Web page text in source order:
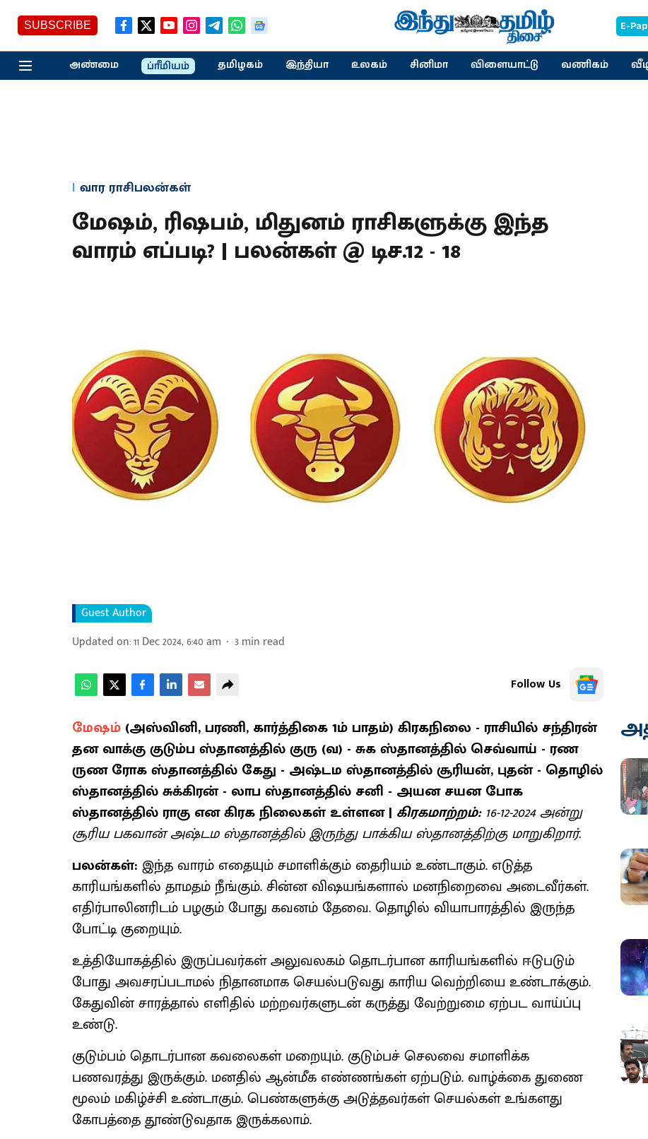
SUBSCRIBE E-
அண்மை ப்ரீமியம் தமிழகம் இந்தியா உலகம் சினிமா விளையாட்டு வணிகம்
வார ராசிபலன்கள்
மேஷம், ரிஷபம், மிதுனம் ராசிகளுக்கு இந்த
வாரம் எப்படி? | பலன்கள் @ டிச.12 - 18
Guest Author
Updated on:11 Dec 2024, 6:40 am 3min read
Follow Us
மேஷம் (அஸ்வினி, பரணி, கார்த்திகை 1ம் பாதம்) கிரகநிலை - ராசியில் சந்திரன்
தன வாக்கு குடும்ப ஸ்தானத்தில் குரு (வ) - சுக ஸ்தானத்தில் செவ்வாய் - ரண
ருண ரோக ஸ்தானத்தில் கேது - அஷ்டம ஸ்தானத்தில் சூரியன், புதன் - தொழில்
ஸ்தானத்தில் சுக்கிரன் - லாப ஸ்தானத்தில் சனி - அயன சயன போக
ஸ்தானத்தில் ராகு என கிரக நிலைகள் உள்ளன | கிரகமாற்றம்: 16-12-2024 அன்று
சூரிய பகவான் அஷ்டம ஸ்தானத்தில் இருந்து பாக்கிய ஸ்தானத்திற்கு மாறுகிறார்.
பலன்கள்: இந்த வாரம் எதையும் சமாளிக்கும் தைரியம் உண்டாகும். எடுத்த
காரியங்களில் தாமதம் நீங்கும். சின்ன விஷயங்களால் மனநிறைவை அடைவீர்கள்.
எதிர்பாலினரிடம் பழகும் போது கவனம் தேவை. தொழில் வியாபாரத்தில் இருந்த
போட்டி குறையும்.
உத்தியோகத்தில் இருப்பவர்கள் அலுவலகம் தொடர்பான காரியங்களில் ஈடுபடும்
போது அவசரப்படாமல் நிதானமாக செயல்படுவது காரிய வெற்றியை உண்டாக்கும்.
கேதுவின் சாரத்தால் எளிதில் மற்றவர்களுடன் கருத்து வேற்றுமை ஏற்பட வாய்ப்பு
உண்டு.
குடும்பம் தொடர்பான கவலைகள் மறையும். குடும்பச் செலவை சமாளிக்க
பணவரத்து இருக்கும். மனதில் ஆன்மீக எண்ணங்கள் ஏற்படும். வாழ்க்கை துணை
மூலம் மகிழ்ச்சி உண்டாகும். பெண்களுக்கு அடுத்தவர்கள் செயல்கள் உங்களது
கோபத்தை தூண்டுவதாக இருக்கலாம்.